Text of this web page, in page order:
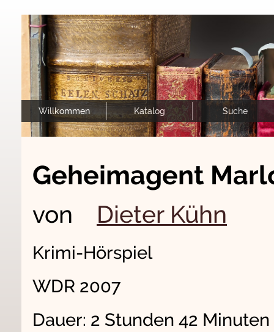
Willkommen Katalog Suche
Geheimagent
von Dieter Kühn
Krimi-Hörspiel
WDR 2007
Dauer: 2 Stunden 42